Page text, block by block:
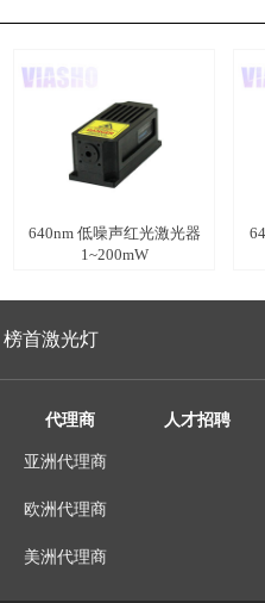
640nm 低噪声红光激光器
1~200mW
代理商 人才招聘
亚洲代理商
欧洲代理商
美洲代理商
榜首激光灯